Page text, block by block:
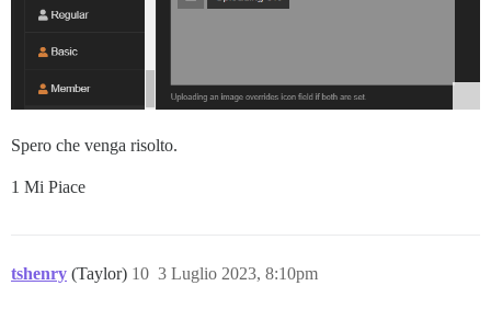
Spero che venga risolto.
1 Mi Piace
tshenry (Taylor) 3 Luglio 2023, 8:10pm
10